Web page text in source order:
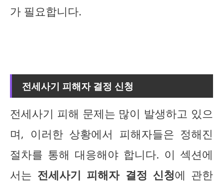
가 필요합니다.
전세사기 피해자 결정 신청
전세사기 피해 문제는 많이 발생하고 있으
며, 이러한 상황에서 피해자들은 정해진
절차를 통해 대응해야 합니다. 이 섹션에
서는 전세사기 피해자 결정 신청에 관한